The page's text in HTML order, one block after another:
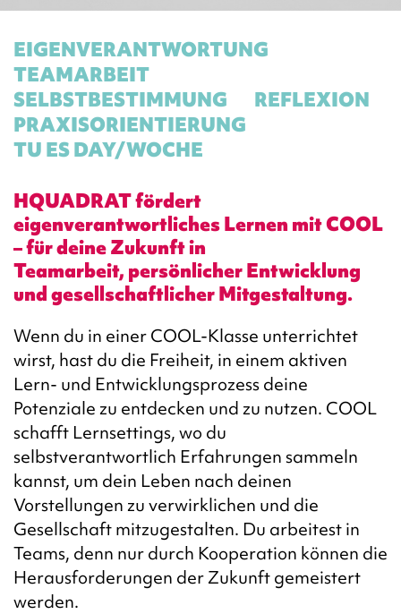
EIGENVERANTWORTUNG
TEAMARBEIT
SELBSTBESTIMMUNG
REFLEXION
PRAXISORIENTIERUNG
TU ES DAY/WOCHE
HQUADRAT fördert
eigenverantwortliches Lernen mit COOL
– für deine Zukunft in
Teamarbeit, persönlicher Entwicklung
und gesellschaftlicher Mitgestaltung.
Wenn du in einer COOL-Klasse unterrichtet
wirst, hast du die Freiheit, in einem aktiven
Lern- und Entwicklungsprozess deine
Potenziale zu entdecken und zu nutzen. COOL
schafft Lernsettings, wo du
selbstverantwortlich Erfahrungen sammeln
kannst, um dein Leben nach deinen
Vorstellungen zu verwirklichen und die
Gesellschaft mitzugestalten. Du arbeitest in
Teams, denn nur durch Kooperation können die
Herausforderungen der Zukunft gemeistert
werden.